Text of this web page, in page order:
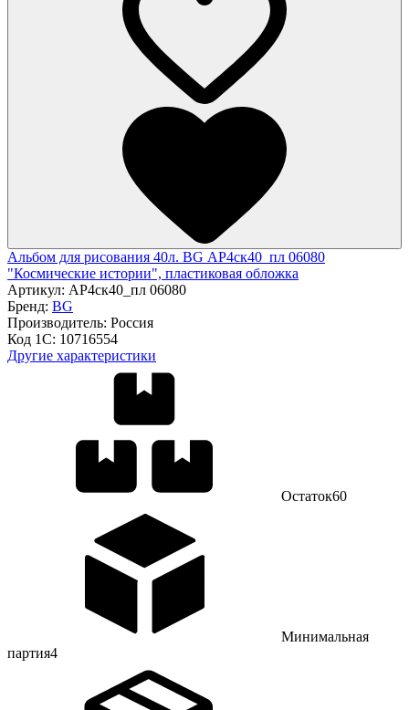
Альбом для рисования 40л. BG АР4ск40_пл 06080
"Космические истории", пластиковая обложка
Артикул: АР4ск40_пл 06080
Бренд: BG
Производитель: Россия
Код 1С: 10716554
Другие характеристики
Остаток60
Минимальная
партия4